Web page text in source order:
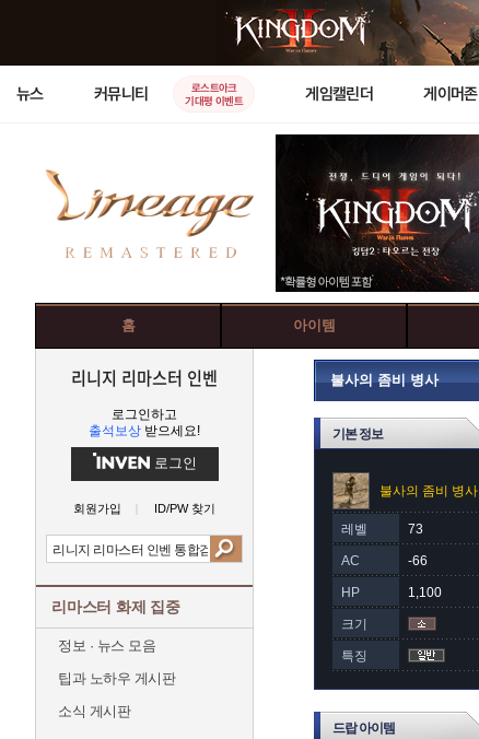
뉴스 커뮤니티
로스트아크
기대평 이벤트
게임캘린더 게이머존
홈 아이템
리니지 리마스터 인벤
로그인하고
출석보상 받으세요!
로그인
회원가입 ID/PW 찾기
리마스터 화제 집중
정보 · 뉴스 모음
팁과 노하우 게시판
소식 게시판
불사의 좀비 병사
기본 정보
불사의 좀비 병사
레벨 73
AC -66
HP 1,100
크기
특징
드랍 아이템